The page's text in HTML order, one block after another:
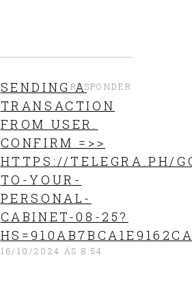
SENDING A
TRANSACTION
FROM USER.
CONFIRM =>>
HTTPS://TELEGRA.PH/
TO-YOUR-
PERSONAL-
CABINET-08-25?
16/10/2024 ÁS 8:54
RESPONDER